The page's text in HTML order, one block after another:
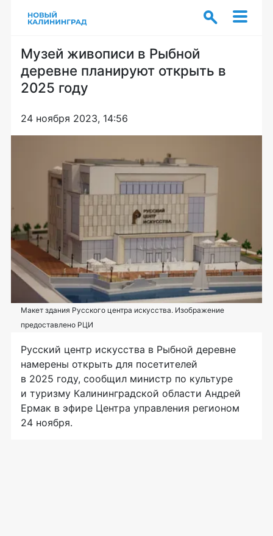
Музей живописи в Рыбной
деревне планируют открыть в
2025 году
24 ноября 2023, 14:56
Макет здания Русского центра искусства. Изображение
предоставлено РЦИ
Русский центр искусства в Рыбной деревне
намерены открыть для посетителей
в 2025 году, сообщил министр по культуре
и туризму Калининградской области Андрей
Ермак в эфире Центра управления регионом
24 ноября.